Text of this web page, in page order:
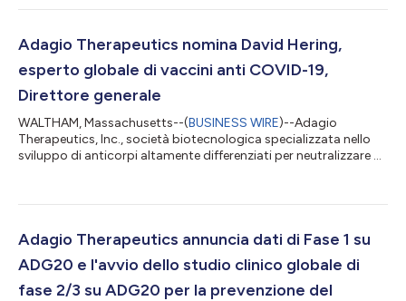
amministrazione della società con nomine di spicco, tra cui:
Development Corporation (JJDC) Il Dr. Anand Shah, ex
commissario delegato agli a...
Adagio Therapeutics nomina David Hering,
esperto globale di vaccini anti COVID-19,
Direttore generale
WALTHAM, Massachusetts--(BUSINESS WIRE)--Adagio
Therapeutics, Inc., società biotecnologica specializzata nello
sviluppo di anticorpi altamente differenziati per neutralizzare un
Hering entra in Adagio da Pfizer, dove recentemente ha
mRNA, un'attività specificamente creata per ottimizzare la
gestione della lotta a...
Adagio Therapeutics annuncia dati di Fase 1 su
ADG20 e l'avvio dello studio clinico globale di
fase 2/3 su ADG20 per la prevenzione del